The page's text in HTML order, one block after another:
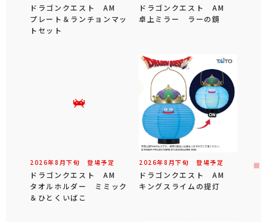
ドラゴンクエスト AM
プレート＆ランチョンマッ
トセット
ドラゴンクエスト AM
卓上ミラー ラーの鏡
2026年8 月下旬 登場予定
ドラゴンクエスト AM
タオルホルダー ミミック
＆ひとくいばこ
2026年8 月下旬 登場予定
ドラゴンクエスト AM
キングスライムの提灯